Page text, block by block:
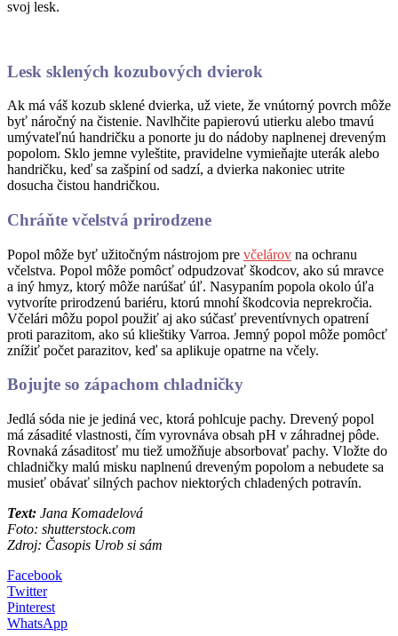
svoj lesk.
Lesk sklených kozubových dvierok
Ak má váš kozub sklené dvierka, už viete, že vnútorný povrch môže
byť náročný na čistenie. Navlhčite papierovú utierku alebo tmavú
umývateľnú handričku a ponorte ju do nádoby naplnenej dreveným
popolom. Sklo jemne vyleštite, pravidelne vymieňajte uterák alebo
handričku, keď sa zašpiní od sadzí, a dvierka nakoniec utrite
dosucha čistou handričkou.
Chráňte včelstvá prirodzene
Popol môže byť užitočným nástrojom pre včelárov na ochranu
včelstva. Popol môže pomôcť odpudzovať škodcov, ako sú mravce
a iný hmyz, ktorý môže narúšať úľ. Nasypaním popola okolo úľa
vytvoríte prirodzenú bariéru, ktorú mnohí škodcovia neprekročia.
Včelári môžu popol použiť aj ako súčasť preventívnych opatrení
proti parazitom, ako sú klieštiky Varroa. Jemný popol môže pomôcť
znížiť počet parazitov, keď sa aplikuje opatrne na včely.
Bojujte so zápachom chladničky
Jedlá sóda nie je jediná vec, ktorá pohlcuje pachy. Drevený popol
má zásadité vlastnosti, čím vyrovnáva obsah pH v záhradnej pôde.
Rovnaká zásaditosť mu tiež umožňuje absorbovať pachy. Vložte do
chladničky malú misku naplnenú dreveným popolom a nebudete sa
musieť obávať silných pachov niektorých chladených potravín.
Text: Jana Komadelová
Foto: shutterstock.com
Zdroj: Časopis Urob si sám
Facebook
Twitter
Pinterest
WhatsApp